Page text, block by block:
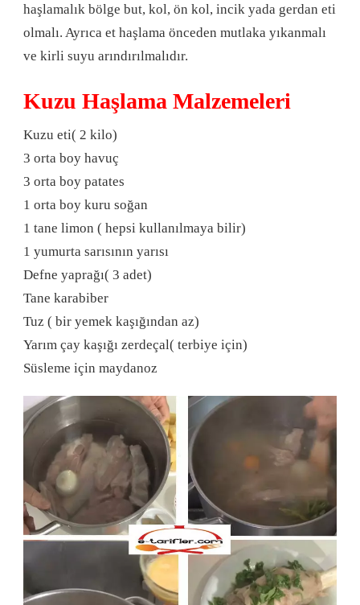
haşlamalık bölge but, kol, ön kol, incik yada gerdan eti
olmalı. Ayrıca et haşlama önceden mutlaka yıkanmalı
ve kirli suyu arındırılmalıdır.
Kuzu Haşlama Malzemeleri
Kuzu eti( 2 kilo)
3 orta boy havuç
3 orta boy patates
1 orta boy kuru soğan
1 tane limon ( hepsi kullanılmaya bilir)
1 yumurta sarısının yarısı
Defne yaprağı( 3 adet)
Tane karabiber
Tuz ( bir yemek kaşığından az)
Yarım çay kaşığı zerdeçal( terbiye için)
Süsleme için maydanoz